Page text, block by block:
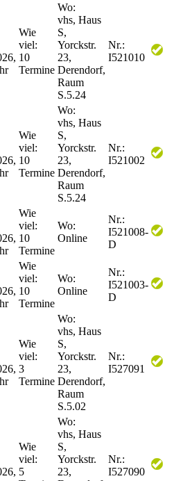
Wie
viel:
10
Termine
Wo:
vhs, Haus
S,
Yorckstr.
23,
Derendorf,
Raum
S.5.24
Nr.:
I521010
Wie
viel:
10
Termine
Wo:
vhs, Haus
S,
Yorckstr.
23,
Derendorf,
Raum
S.5.24
Nr.:
I521002
Wie
viel:
10
Termine
Wo:
Online
Nr.:
I521008-
D
Wie
viel:
10
Termine
Wo:
Online
Nr.:
I521003-
D
Wie
viel:
3
Termine
Wo:
vhs, Haus
S,
Yorckstr.
23,
Derendorf,
Raum
S.5.02
Nr.:
I527091
Wie
viel:
5
Wo:
vhs, Haus
S,
Yorckstr.
23,
Nr.:
I527090